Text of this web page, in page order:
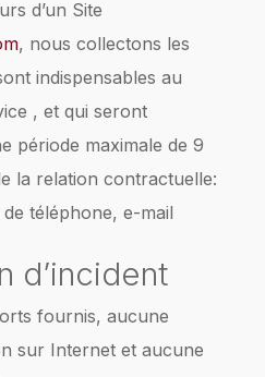
d’un Site
, nous collectons les
indispensables au
, et qui seront
période maximale de 9
la relation contractuelle:
téléphone, e-mail
d’incident
fournis, aucune
sur Internet et aucune